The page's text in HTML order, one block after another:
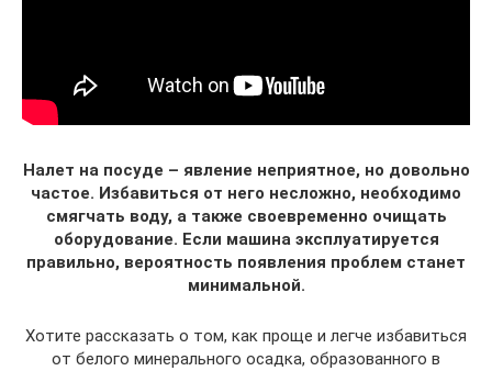
Налет на посуде – явление неприятное, но довольно
частое. Избавиться от него несложно, необходимо
смягчать воду, а также своевременно очищать
оборудование. Если машина эксплуатируется
правильно, вероятность появления проблем станет
минимальной.
Хотите рассказать о том, как проще и легче избавиться
от белого минерального осадка, образованного в